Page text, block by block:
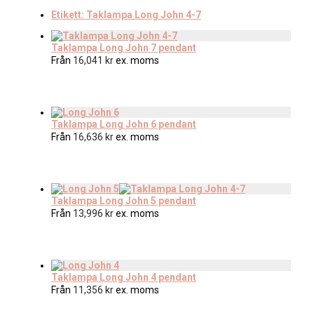
Etikett: Taklampa Long John 4-7
Taklampa Long John 7 pendant
Från 16,041 krex. moms
Taklampa Long John 6 pendant
Från 16,636 krex. moms
Taklampa Long John 5 pendant
Från 13,996 krex. moms
Taklampa Long John 4 pendant
Från 11,356 krex. moms